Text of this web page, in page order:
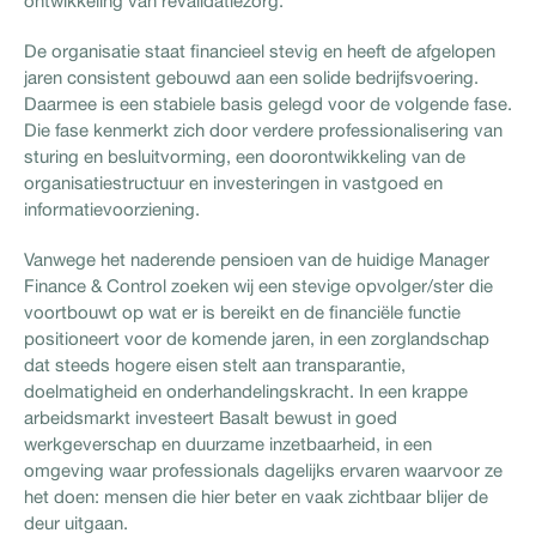
De organisatie staat financieel stevig en heeft de afgelopen
jaren consistent gebouwd aan een solide bedrijfsvoering.
Daarmee is een stabiele basis gelegd voor de volgende fase.
Die fase kenmerkt zich door verdere professionalisering van
sturing en besluitvorming, een doorontwikkeling van de
organisatiestructuur en investeringen in vastgoed en
informatievoorziening.
Vanwege het naderende pensioen van de huidige Manager
Finance & Control zoeken wij een stevige opvolger/ster die
voortbouwt op wat er is bereikt en de financiële functie
positioneert voor de komende jaren, in een zorglandschap
dat steeds hogere eisen stelt aan transparantie,
doelmatigheid en onderhandelingskracht. In een krappe
arbeidsmarkt investeert Basalt bewust in goed
werkgeverschap en duurzame inzetbaarheid, in een
omgeving waar professionals dagelijks ervaren waarvoor ze
het doen: mensen die hier beter en vaak zichtbaar blijer de
deur uitgaan.